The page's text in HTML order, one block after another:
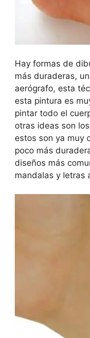
Hay formas de
más duraderas,
aerógrafo, esta
esta pintura es
pintar todo el
otras ideas son los
estos son ya muy
poco más
diseños más
mandalas y letras